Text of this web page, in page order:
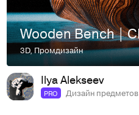
3D,Промдизайн
Ilya Alekseev
PRO Дизайн предметов